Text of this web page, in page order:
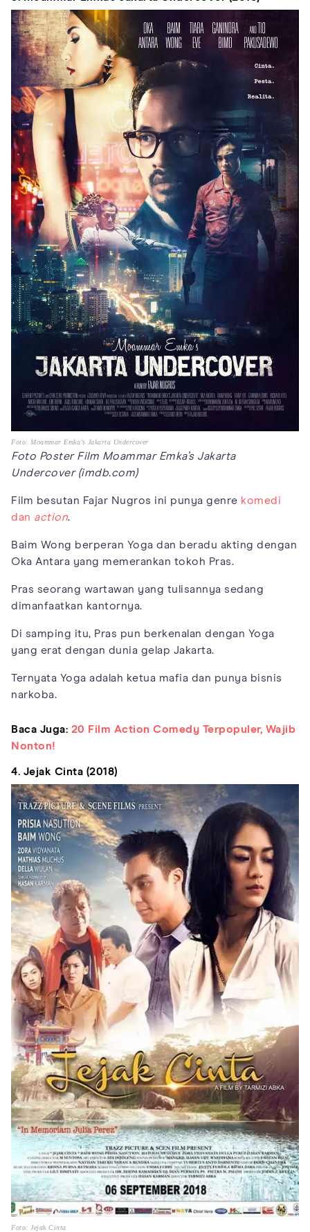
Foto: Moammar Emka’s Jakarta Undercover
Foto Poster Film Moammar Emka’s Jakarta
Undercover (imdb.com)
Film besutan Fajar Nugros ini punya genre komedi
dan action.
Baim Wong berperan Yoga dan beradu akting dengan
Oka Antara yang memerankan tokoh Pras.
Pras seorang wartawan yang tulisannya sedang
dimanfaatkan kantornya.
Di samping itu, Pras pun berkenalan dengan Yoga
yang erat dengan dunia gelap Jakarta.
Ternyata Yoga adalah ketua mafia dan punya bisnis
narkoba.
Baca Juga: 20 Film Action Comedy Terpopuler, Wajib
Nonton!
4. Jejak Cinta (2018)
Foto: Jejak Cinta